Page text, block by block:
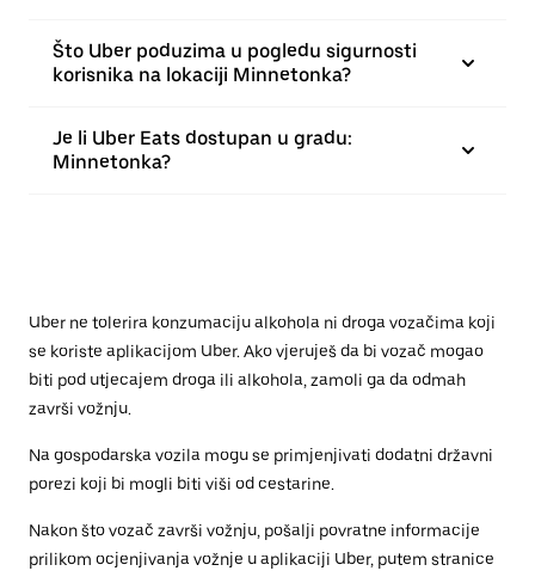
Što Uber poduzima u pogledu sigurnosti
korisnika na lokaciji Minnetonka?
Je li Uber Eats dostupan u gradu:
Minnetonka?
Uber ne tolerira konzumaciju alkohola ni droga vozačima koji
se koriste aplikacijom Uber. Ako vjeruješ da bi vozač mogao
biti pod utjecajem droga ili alkohola, zamoli ga da odmah
završi vožnju.
Na gospodarska vozila mogu se primjenjivati dodatni državni
porezi koji bi mogli biti viši od cestarine.
Nakon što vozač završi vožnju, pošalji povratne informacije
prilikom ocjenjivanja vožnje u aplikaciji Uber, putem stranice